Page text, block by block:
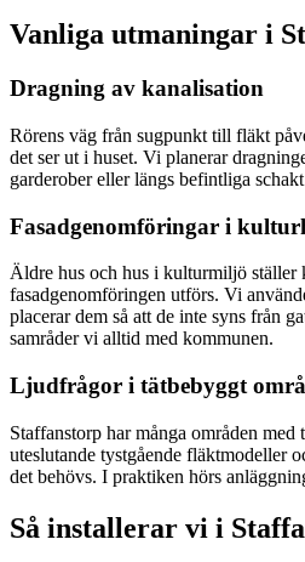
Vanliga utmaningar i
Dragning av kanalisation
Rörens väg från sugpunkt till fläkt
det ser ut i huset. Vi planerar
garderober eller längs befintliga
Fasadgenomföringar i
Äldre hus och hus i kulturmiljö ställer
fasadgenomföringen utförs. Vi
placerar dem så att de inte syns från
samråder vi alltid med kommunen.
Ljudfrågor i tätbebyggt
Staffanstorp har många områden
uteslutande tystgående fläktmodeller
det behövs. I praktiken hörs
Så installerar vi i